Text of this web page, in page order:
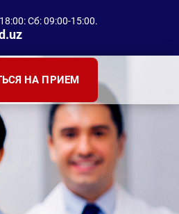
Сб: 09:00-15:00.
НА ПРИЕМ